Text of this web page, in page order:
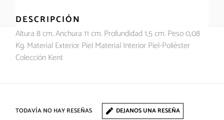
DESCRIPCIÓN
Altura 8 cm. Anchura 11 cm. Profundidad 1,5 cm. Peso 0,08
Kg. Material Exterior Piel Material Interior Piel-Poliéster
Colección Kent
TODAVÍA NO HAY RESEÑAS DEJANOS UNA RESEÑA